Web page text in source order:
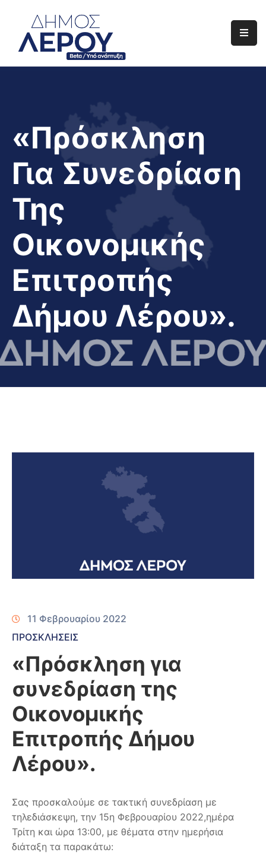
Αρχική
Διαφάνεια
Νησί
Μας
«Πρόσκληση
Για Συνεδρίαση
Της
Οικονομικής
Επιτροπής
Δήμου Λέρου».
11 Φεβρουαρίου 2022
ΠΡΟΣΚΛΗΣΕΙΣ
«Πρόσκληση για
συνεδρίαση της
Οικονομικής
Επιτροπής Δήμου
Λέρου».
Σας προσκαλούμε σε τακτική συνεδρίαση με
τηλεδιάσκεψη, την 15η Φεβρουαρίου 2022,ημέρα
Τρίτη και ώρα 13:00, με θέματα στην ημερήσια
διάταξη τα παρακάτω: